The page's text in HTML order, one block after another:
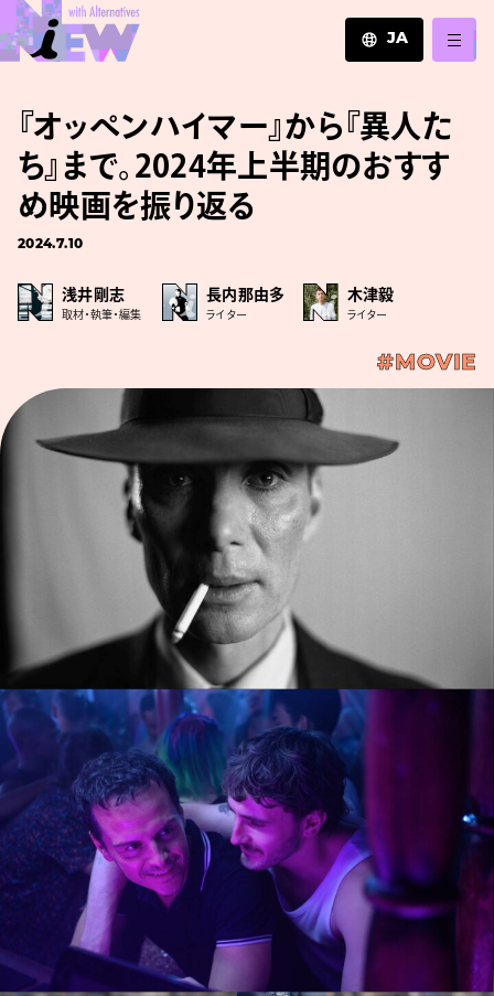
JA
EN
『オッペンハイマー』から『異人た
ち』まで。2024年上半期のおすす
め映画を振り返る
2024.7.10
浅井剛志
取材・執筆・編集
長内那由多
ライター
木津毅
ライター
#MOVIE